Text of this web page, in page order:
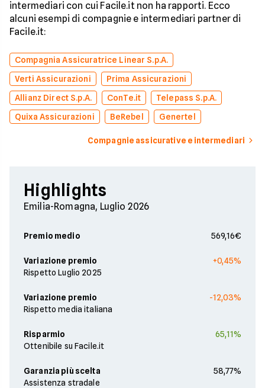
intermediari con cui Facile.it non ha rapporti. Ecco
alcuni esempi di compagnie e intermediari partner di
Facile.it:
Compagnia Assicuratrice Linear S.p.A.
Verti Assicurazioni
Prima Assicurazioni
Allianz Direct S.p.A.
ConTe.it
Telepass S.p.A.
Quixa Assicurazioni
BeRebel Genertel
Compagnie assicurative e intermediari
Highlights
Emilia-Romagna, Luglio 2026
Premio medio 569,16€
Variazione premio
Rispetto Luglio 2025
+0,45%
Variazione premio
Rispetto media italiana
-12,03%
Risparmio
Ottenibile su Facile.it
65,11%
Garanzia più scelta
Assistenza stradale
58,77%